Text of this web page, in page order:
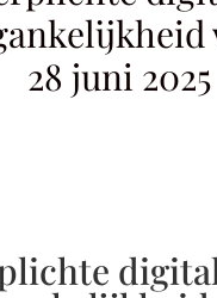
28 juni 2025